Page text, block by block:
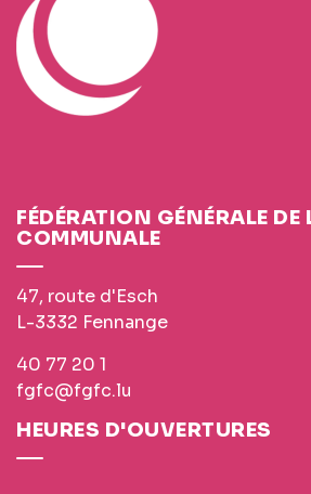
FÉDÉRATION GÉNÉRALE
COMMUNALE
47, route d'Esch
L-3332 Fennange
40 77 20 1
fgfc@fgfc.lu
HEURES D'OUVERTURES